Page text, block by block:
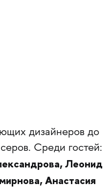
дизайнеров до
Среди гостей:
Леонид
Анастасия